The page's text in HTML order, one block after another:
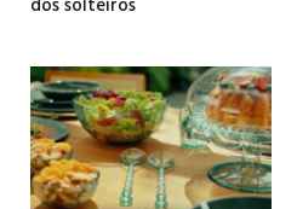
dos solteiros